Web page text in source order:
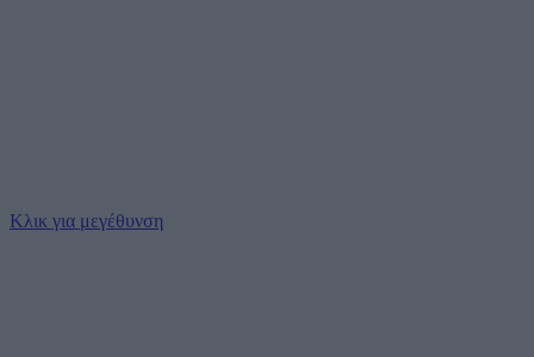
Κλικ για μεγέθυνση